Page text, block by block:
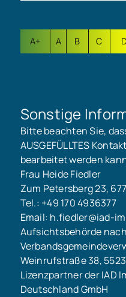
A+ A B C D
Sonstige
Bitte beachten Sie,
AUSGEFÜLLTES
bearbeitet werden
Frau Heide Fiedler
Zum Petersberg 23,
Tel.: +49 170 4936377
Email: h.fiedler@iad-
Aufsichtsbehörde
Weinrufstraße 38,
Lizenzpartner der IAD
Deutschland GmbH